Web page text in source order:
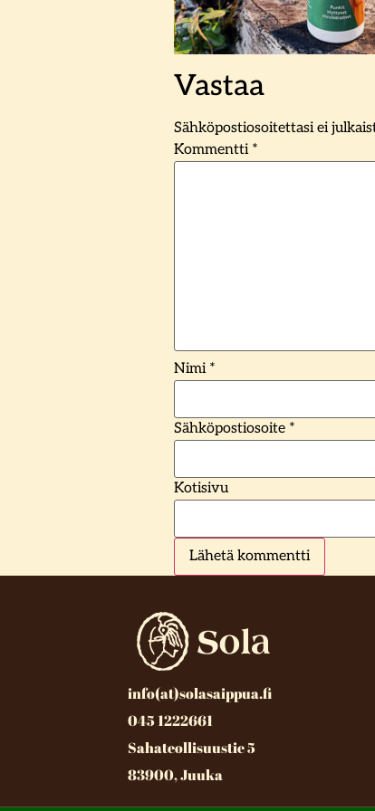
Vastaa
Sähköpostiosoitettasi ei
Kommentti *
Nimi *
Sähköpostiosoite *
Kotisivu
info(at)solasaippua.fi
045 1222661
Sahateollisuustie 5
83900, Juuka